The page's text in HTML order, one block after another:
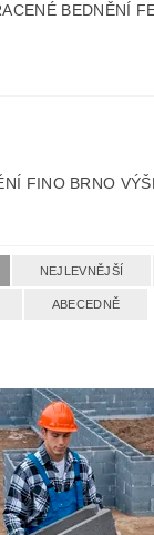
BEDNĚNÍ
FINO BRNO
NEJLEVNĚJŠÍ
ABECEDNĚ